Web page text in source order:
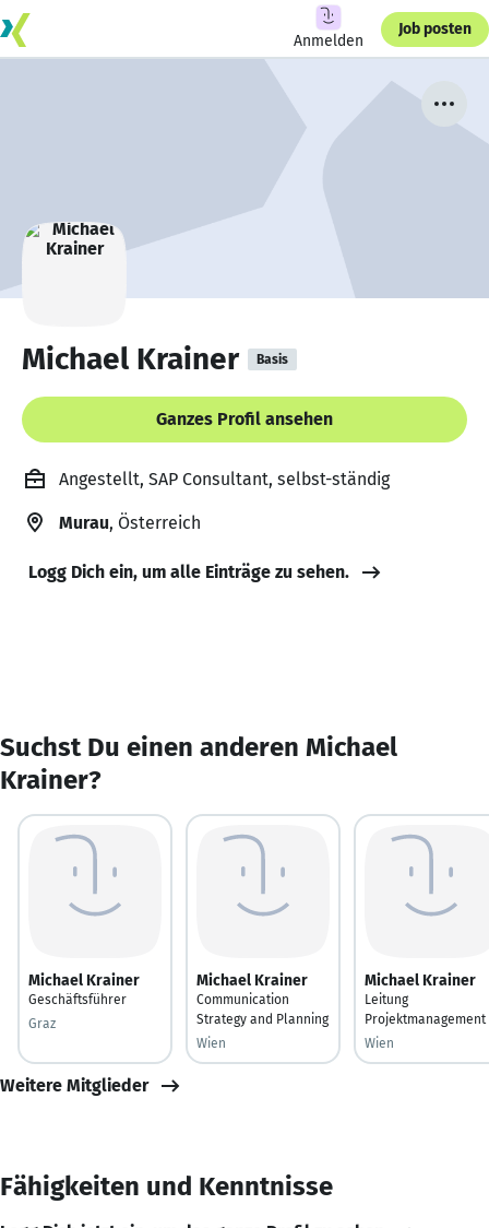
Anmelden
Job posten
Michael Krainer Basis
Ganzes Profil ansehen
Angestellt, SAP Consultant, selbst-ständig
Murau, Österreich
Logg Dich ein, um alle Einträge zu sehen.
Suchst Du einen anderen Michael
Krainer?
Michael Krainer
Geschäftsführer
Graz
Michael Krainer
Communication
Strategy and Planning
Wien
Michael Krainer
Leitung
Projektmanagement
Wien
Weitere Mitglieder
Fähigkeiten und Kenntnisse